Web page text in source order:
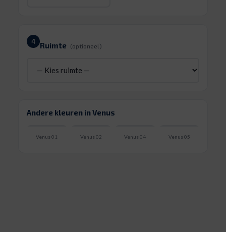
4 Ruimte (optioneel)
Andere kleuren in Venus
Venus 01 Venus 02 Venus 04 Venus 05